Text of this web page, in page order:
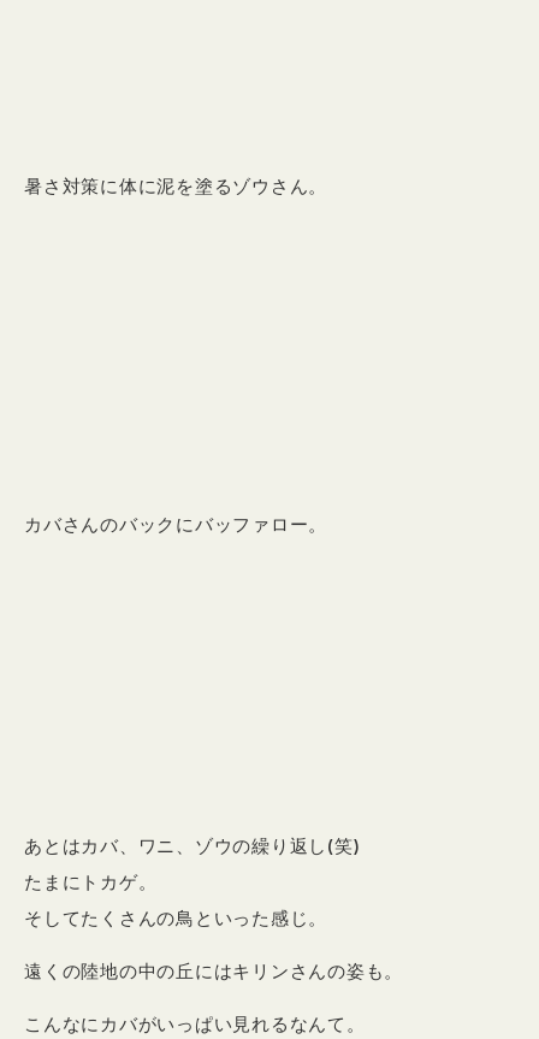
暑さ対策に体に泥を塗るゾウさん。
カバさんのバックにバッファロー。
あとはカバ、ワニ、ゾウの繰り返し(笑)
たまにトカゲ。
そしてたくさんの鳥といった感じ。
遠くの陸地の中の丘にはキリンさんの姿も。
こんなにカバがいっぱい見れるなんて。